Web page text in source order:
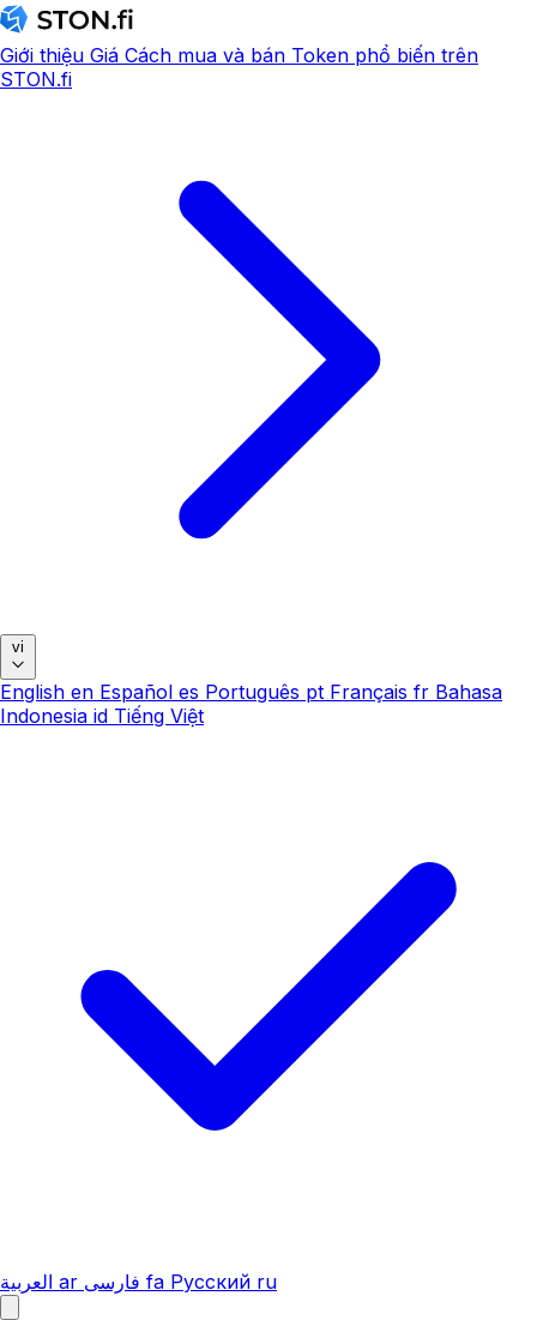
Giới thiệu Giá Cách mua và bán Token phổ biến trên
STON.fi
vi
English en Español es Português pt Français fr Bahasa
Indonesia id Tiếng Việt
العربية ar فارسی fa Русский ru